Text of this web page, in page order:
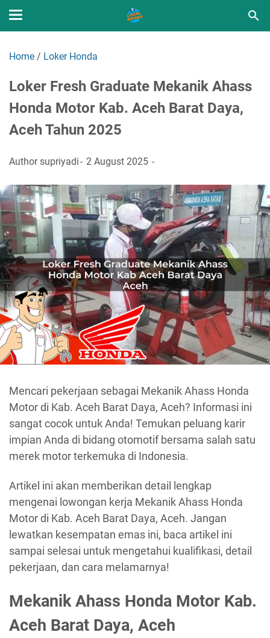
Home / Loker Honda
Loker Fresh Graduate Mekanik Ahass
Honda Motor Kab. Aceh Barat Daya,
Aceh Tahun 2025
Authorsupriyadi 2 August 2025
Mencari pekerjaan sebagai Mekanik Ahass Honda
Motor di Kab. Aceh Barat Daya, Aceh? Informasi ini
sangat cocok untuk Anda! Temukan peluang karir
impian Anda di bidang otomotif bersama salah satu
merek motor terkemuka di Indonesia.
Artikel ini akan memberikan detail lengkap
mengenai lowongan kerja Mekanik Ahass Honda
Motor di Kab. Aceh Barat Daya, Aceh. Jangan
lewatkan kesempatan emas ini, baca artikel ini
sampai selesai untuk mengetahui kualifikasi, detail
pekerjaan, dan cara melamarnya!
Mekanik Ahass Honda Motor Kab.
Aceh Barat Daya, Aceh